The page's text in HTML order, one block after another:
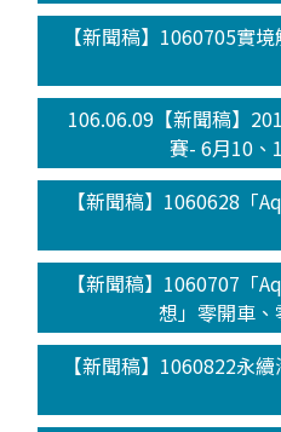
【新聞稿】1060705實
106.06.09【新聞稿】
賽- 6月10、
【新聞稿】1060628
【新聞稿】1060707
想」零開車
【新聞稿】1060822永